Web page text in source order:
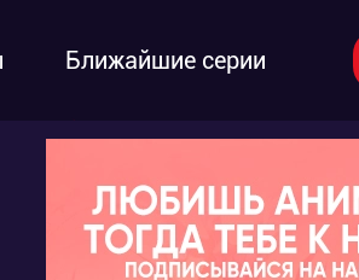
Ближайшие серии